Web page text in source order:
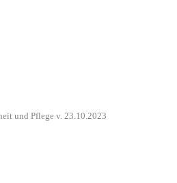
und Pflege v. 23.10.2023